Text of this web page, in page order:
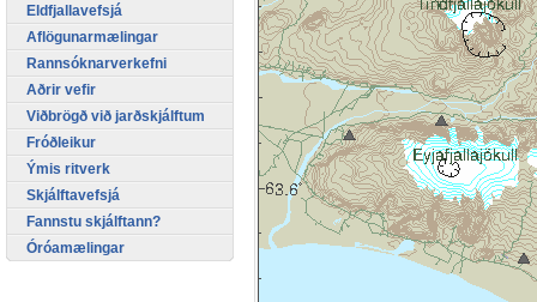
Eldfjallavefsjá
Aflögunarmælingar
Rannsóknarverkefni
Aðrir vefir
Viðbrögð við jarðskjálftum
Fróðleikur
Ýmis ritverk
Skjálftavefsjá
Fannstu skjálftann?
Óróamælingar